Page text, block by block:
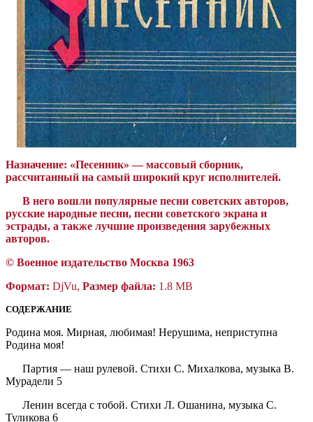
Назначение: «Песенник» — массовый сборник,
рассчитанный на самый широкий круг исполнителей.
В него вошли популярные песни советских авторов,
русские народные песни, песни советского экрана и
эстрады, а также лучшие произведения зарубежных
авторов.
© Военное издательство Москва 1963
Формат: DjVu, Размер файла: 1.8 MB
СОДЕРЖАНИЕ
Родина моя. Мирная, любимая! Нерушима, неприступна
Родина моя!
Партия — наш рулевой. Стихи С. Михалкова, музыка В.
Мурадели 5
Ленин всегда с тобой. Стихи Л. Ошанина, музыка С.
Туликова 6